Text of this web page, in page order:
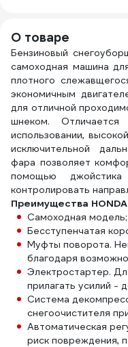
О товаре
Бензиновый
самоходная машина
плотного
экономичным
для отличной
шнеком.
использовании,
исключительной
фара позволяет
помощью
контролировать
Преимущества
Самоходная модель;
Бесступенчатая
Муфты поворота.
благодаря
Электростартер.
прилагать усилий -
Система
снегоочистителя
Автоматическая
риск повреждения,